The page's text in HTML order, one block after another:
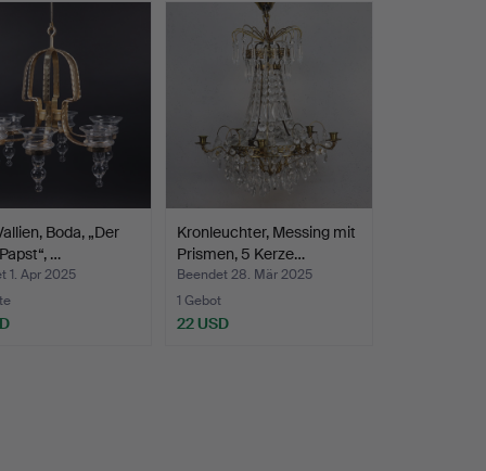
Boda, „Der
…
1. Apr 2025
Kronleuchter, Messing mit
Prismen, 5 Kerze…
Beendet 28. Mär 2025
1 Gebot
22 USD